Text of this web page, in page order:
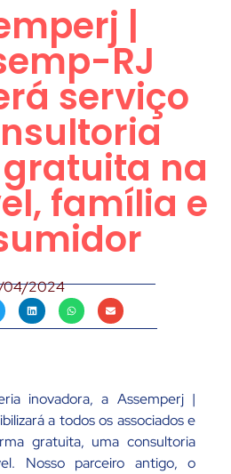
|
RJ
serviço
na
família e
04/2024
inovadora, a Assemperj |
a todos os associados e
gratuita, uma consultoria
Nosso parceiro antigo, o